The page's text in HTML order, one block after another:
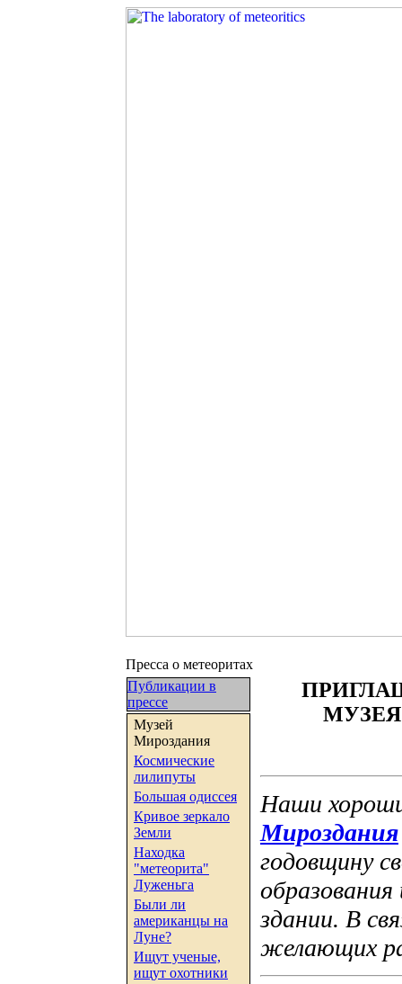
Пресса о метеоритах
Публикации в
прессе
Музей
Мироздания
Космические
лилипуты
Большая одиссея
Кривое зеркало
Земли
Находка
"метеорита"
Луженьга
Были ли
американцы на
Луне?
Ищут ученые,
ищут охотники
Наши
Мироздания
годовщину
здании. В
желающих